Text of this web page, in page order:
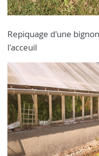
Repiquage d'une
l'acceuil